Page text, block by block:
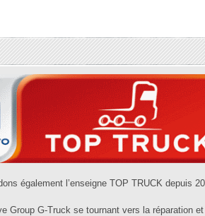
également l’enseigne TOP TRUCK depuis
Group G-Truck se tournant vers la réparation